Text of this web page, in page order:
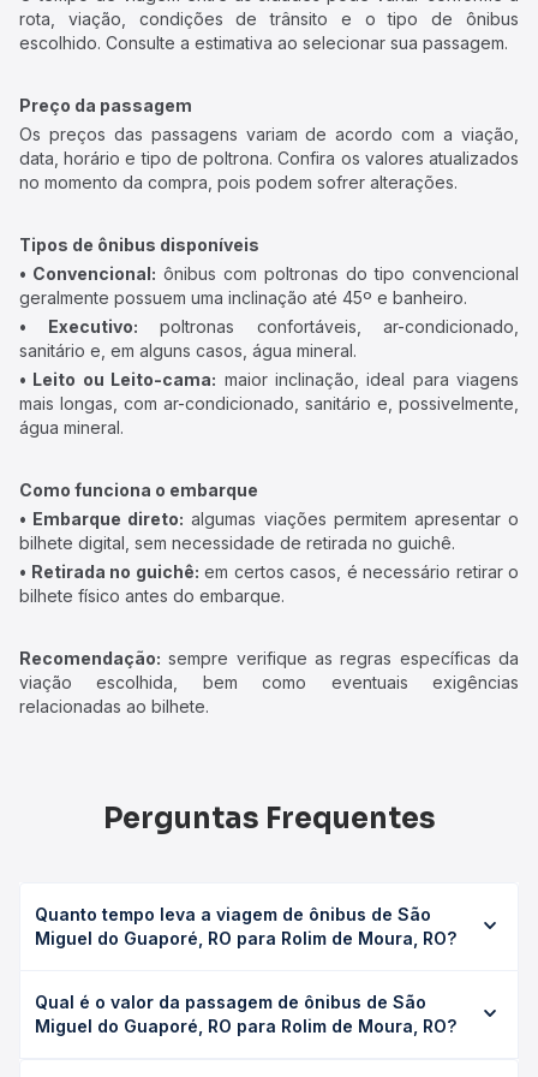
rota, viação, condições de trânsito e o tipo de ônibus
escolhido. Consulte a estimativa ao selecionar sua passagem.
Preço da passagem
Os preços das passagens variam de acordo com a viação,
data, horário e tipo de poltrona. Confira os valores atualizados
no momento da compra, pois podem sofrer alterações.
Tipos de ônibus disponíveis
• Convencional: ônibus com poltronas do tipo convencional
geralmente possuem uma inclinação até 45º e banheiro.
• Executivo: poltronas confortáveis, ar-condicionado,
sanitário e, em alguns casos, água mineral.
• Leito ou Leito-cama: maior inclinação, ideal para viagens
mais longas, com ar-condicionado, sanitário e, possivelmente,
água mineral.
Como funciona o embarque
• Embarque direto: algumas viações permitem apresentar o
bilhete digital, sem necessidade de retirada no guichê.
• Retirada no guichê: em certos casos, é necessário retirar o
bilhete físico antes do embarque.
Recomendação: sempre verifique as regras específicas da
viação escolhida, bem como eventuais exigências
relacionadas ao bilhete.
Perguntas Frequentes
Quanto tempo leva a viagem de ônibus de São
Miguel do Guaporé, RO para Rolim de Moura, RO?
Rolim de Moura, RO leva em média 2h 36min, podendo
variar conforme a viação, o tipo de serviço (convencional,
Qual é o valor da passagem de ônibus de São
Miguel do Guaporé, RO para Rolim de Moura, RO?